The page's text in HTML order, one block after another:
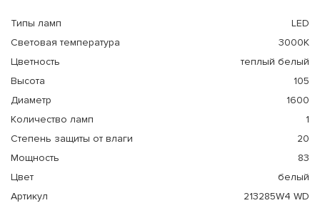
Типы ламп
LED
Световая температура
3000К
Цветность
теплый белый
Высота
105
Диаметр
1600
Количество ламп
1
Степень защиты от влаги
20
Мощность
83
Цвет
белый
Артикул
213285W4 WD